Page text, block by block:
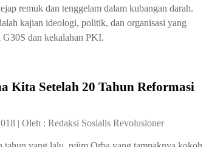
remuk dan tenggelam dalam kubangan darah.
kajian ideologi, politik, dan organisasi yang
G30S dan kekalahan PKI.
Kita Setelah 20 Tahun Reformasi
| Oleh : Redaksi Sosialis Revolusioner